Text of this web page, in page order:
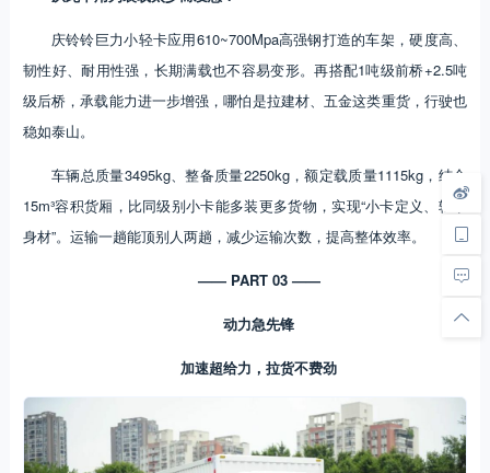
庆铃铃巨力小轻卡应用610~700Mpa高强钢打造的车架，硬度高、
韧性好、耐用性强，长期满载也不容易变形。再搭配1吨级前桥+2.5吨
级后桥，承载能力进一步增强，哪怕是拉建材、五金这类重货，行驶也
稳如泰山。
车辆总质量3495kg、整备质量2250kg，额定载质量1115kg，结合
15m³容积货厢，比同级别小卡能多装更多货物，实现“小卡定义、轻卡
身材”。运输一趟能顶别人两趟，减少运输次数，提高整体效率。
—— PART 03 ——
动力急先锋
加速超给力，拉货不费劲